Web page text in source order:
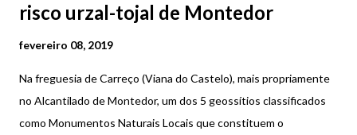
risco urzal-tojal de Montedor
fevereiro 08, 2019
Na freguesia de Carreço (Viana do Castelo), mais propriamente
no Alcantilado de Montedor, um dos 5 geossítios classificados
como Monumentos Naturais Locais que constituem o